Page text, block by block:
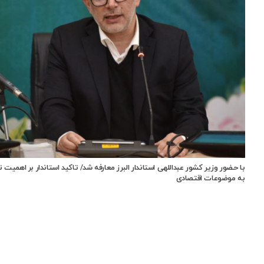
با حضور وزیر کشور عبداللهی استاندار البرز معارفه شد/ تاکید استاندار بر
به موضوعات اقتصادی